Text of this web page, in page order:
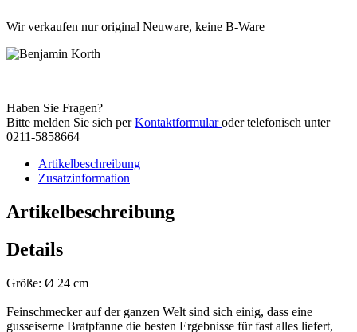
Wir verkaufen nur original Neuware, keine B-Ware
Haben Sie Fragen?
Bitte melden Sie sich perKontaktformularoder telefonisch unter
0211-5858664
Artikelbeschreibung
Zusatzinformation
Artikelbeschreibung
Details
Größe: Ø 24 cm
Feinschmecker auf der ganzen Welt sind sich einig, dass eine
gusseiserne Bratpfanne die besten Ergebnisse für fast alles liefert,